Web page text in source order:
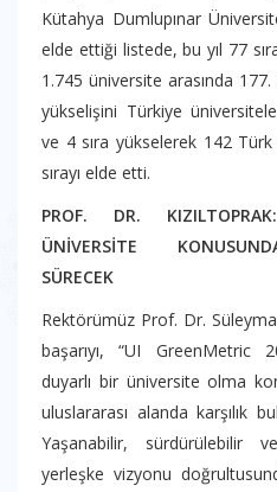
Kütahya Dumlupınar
elde ettiği listede, bu yıl 77
1.745 üniversite arasında 177.
yükselişini Türkiye
ve 4 sıra yükselerek 142
sırayı elde etti.
PROF. DR.
ÜNİVERSİTE
SÜRECEK
Rektörümüz Prof. Dr.
başarıyı, “UI GreenMetric
duyarlı bir üniversite olma
uluslararası alanda karşılık
Yaşanabilir, sürdürülebilir
yerleşke vizyonu